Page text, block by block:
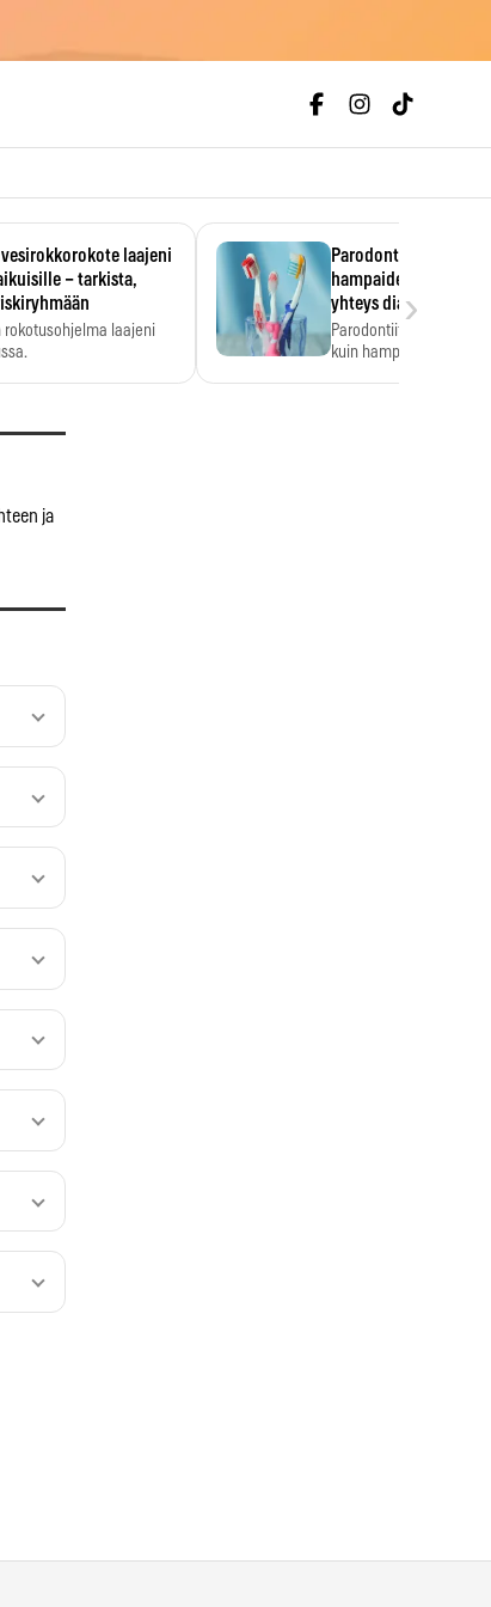
laajeni
– tarkista,
rokotusohjelma laajeni
Parodontiitti on
hampaiden
yhteys diabetekseen
Parodontiitti on
kuin hampaiden
›
ja